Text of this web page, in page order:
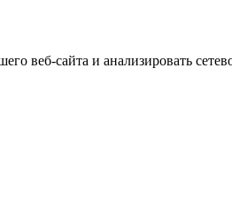
веб-сайта и анализировать